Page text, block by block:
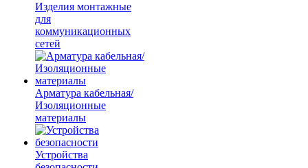
Изделия монтажные
для
коммуникационных
сетей
Арматура кабельная/
Изоляционные
материалы
Устройства